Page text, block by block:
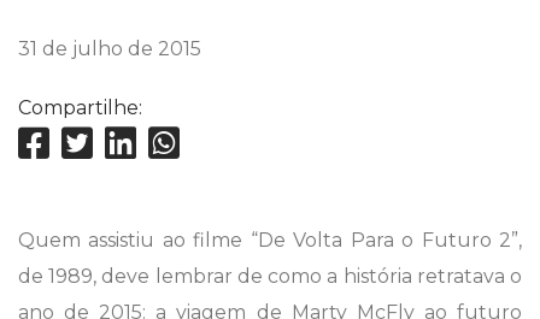
31 de julho de 2015
Compartilhe:
Quem assistiu ao filme “De Volta Para o Futuro 2”,
de 1989, deve lembrar de como a história retratava o
ano de 2015: a viagem de Marty McFly ao futuro